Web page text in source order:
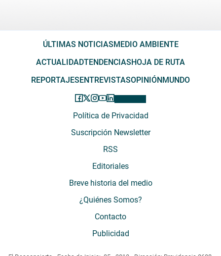
ÚLTIMAS NOTICIASMEDIO AMBIENTE
ACTUALIDADTENDENCIASHOJA DE RUTA
REPORTAJESENTREVISTASOPINIÓNMUNDO
Política de Privacidad
Suscripción Newsletter
RSS
Editoriales
Breve historia del medio
¿Quiénes Somos?
Contacto
Publicidad